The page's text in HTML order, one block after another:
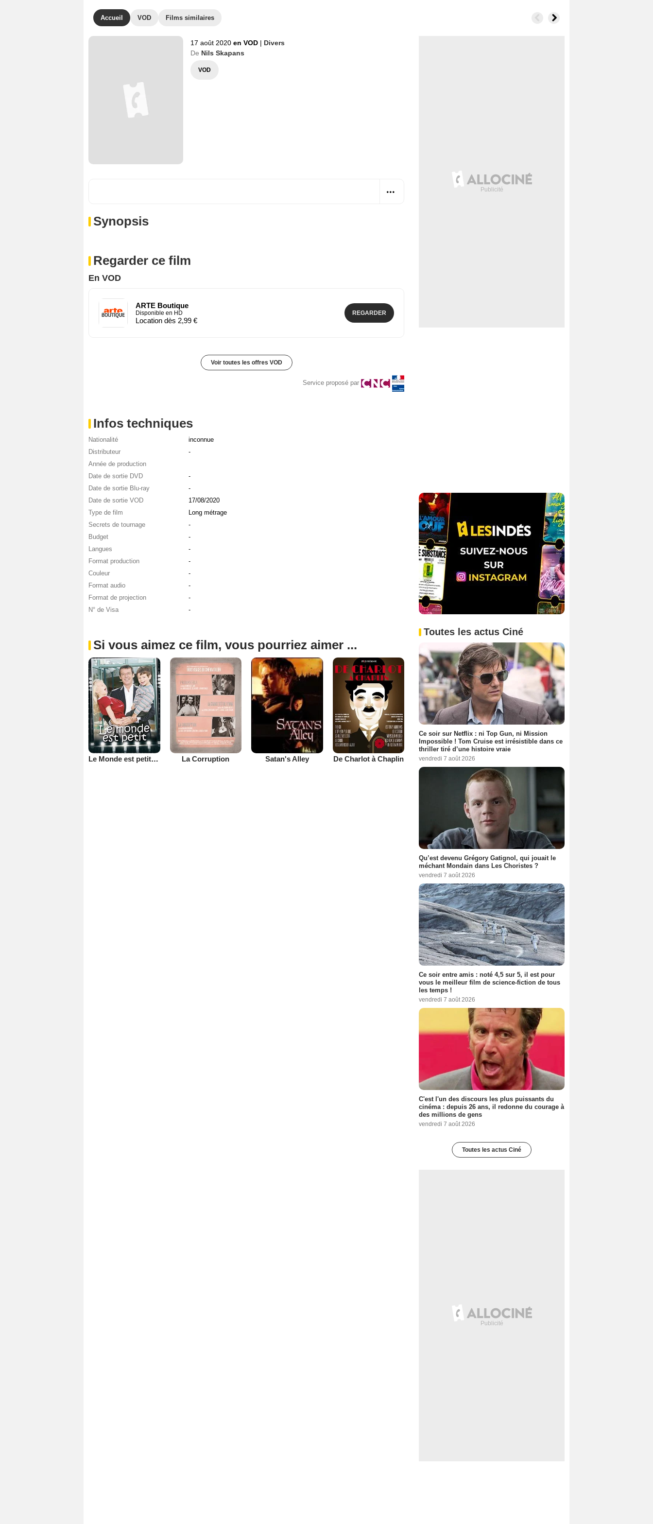
Accueil VOD Films similaires
17 août 2020 en VOD | Divers
De Nils Skapans
VOD
Synopsis
Regarder ce film
En VOD
ARTE Boutique
Disponible en HD
Location dès 2,99 €
REGARDER
Voir toutes les offres VOD
Service proposé par
Infos techniques
Nationalité
inconnue
Distributeur
-
Année de production
Date de sortie DVD
-
Date de sortie Blu-ray
-
Date de sortie VOD
17/08/2020
Type de film
Long métrage
Secrets de tournage
-
Budget
-
Langues
-
Format production
-
Couleur
-
Format audio
-
Format de projection
-
N° de Visa
-
Si vous aimez ce film, vous pourriez aimer ...
Le Monde est petit (TV) La Corruption Satan's Alley De Charlot à Chaplin
Toutes les actus Ciné
Ce soir sur Netflix : ni Top Gun, ni Mission
Impossible ! Tom Cruise est irrésistible dans ce
thriller tiré d’une histoire vraie
vendredi 7 août 2026
Qu’est devenu Grégory Gatignol, qui jouait le
méchant Mondain dans Les Choristes ?
vendredi 7 août 2026
Ce soir entre amis : noté 4,5 sur 5, il est pour
vous le meilleur film de science-fiction de tous
les temps !
vendredi 7 août 2026
C'est l'un des discours les plus puissants du
cinéma : depuis 26 ans, il redonne du courage à
des millions de gens
vendredi 7 août 2026
Toutes les actus Ciné